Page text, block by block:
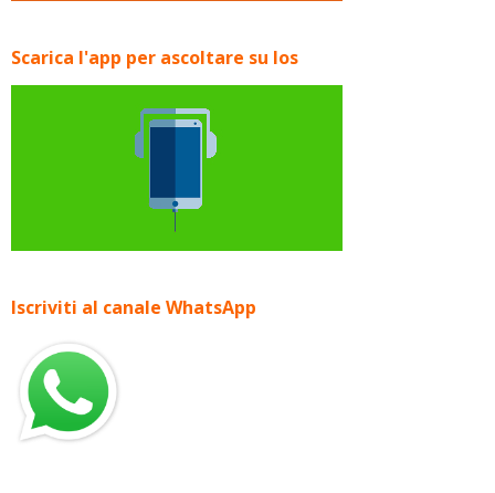
Scarica l'app per ascoltare su Ios
Iscriviti al canale WhatsApp